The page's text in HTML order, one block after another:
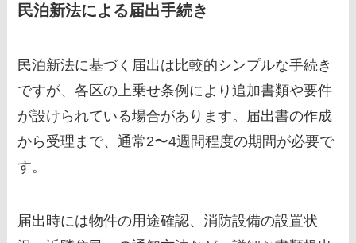
民泊新法による届出手続き
民泊新法に基づく届出は比較的シンプルな手続き
ですが、各区の上乗せ条例により追加書類や要件
が設けられている場合があります。届出書の作成
から受理まで、通常2〜4週間程度の期間が必要で
す。
届出時には物件の用途確認、消防設備の設置状